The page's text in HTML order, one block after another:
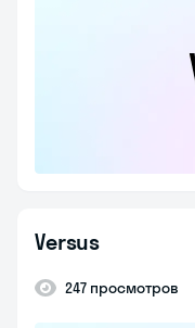
Versus
247 просмотров